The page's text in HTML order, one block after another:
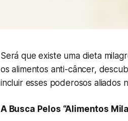
Será que existe uma dieta
os alimentos anti-câncer,
incluir esses poderosos aliados
A Busca Pelos “Alimentos